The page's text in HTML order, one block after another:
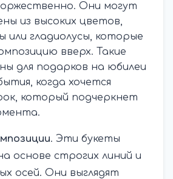
Они могут
из высоких цветов,
или гладиолусы, которые
вверх. Такие
для подарков на юбилеи
когда хочется
который подчеркнет
. Эти букеты
основе строгих линий и
осей. Они выглядят